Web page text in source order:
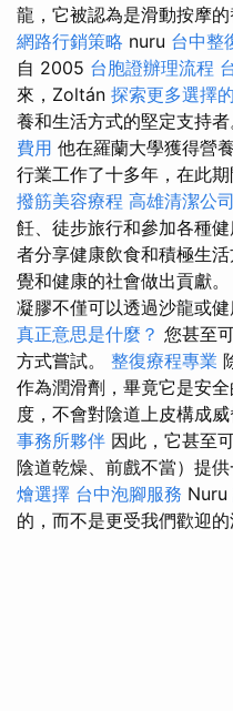
龍，它被認為是滑動按摩
網路行銷策略 nuru 台中整
自 2005 台胞證辦理流程
來，Zoltán 探索更多選擇
養和生活方式的堅定支持者
費用 他在羅蘭大學獲得營
行業工作了十多年，在此
撥筋美容療程 高雄清潔公
飪、徒步旅行和參加各種健
者分享健康飲食和積極生
覺和健康的社會做出貢獻
凝膠不僅可以透過沙龍或健
真正意思是什麼？ 您甚至
方式嘗試。 整復療程專業
作為潤滑劑，畢竟它是安
度，不會對陰道上皮構成威
事務所夥伴 因此，它甚至
陰道乾燥、前戲不當）提供
燴選擇 台中泡腳服務 Nuru
的，而不是更受我們歡迎的